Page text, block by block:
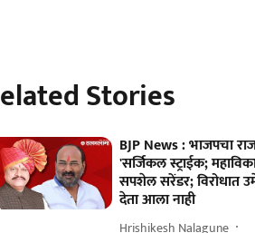
Stories
BJP News : भाजपचा
'सर्जिकल स्ट्राईक;
सपशेल सरेंडर; विरोधात
देता आला नाही
Hrishikesh Nalagune